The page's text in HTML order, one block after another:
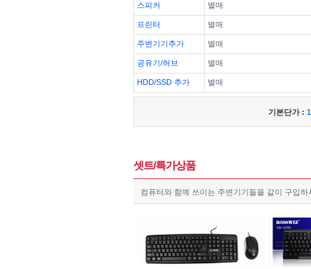
스피커 별매
프린터 별매
주변기기추가 별매
공유기/허브 별매
HDD/SSD 추가 별매
기본단가 :
셋트/특가상품
컴퓨터와 함께 쓰이는 주변기기들을 같이 구입하